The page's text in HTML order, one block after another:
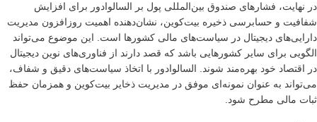
در نهایت، فشارهای صندوق بین‌المللی پول بر السالوادور برای افزایش
شفافیت و حسابرسی ذخیره بیت‌کوین، نشان‌دهنده اهمیت روزافزون مدیریت
دارایی‌های دیجیتال در سیاست‌های مالی کشورها است. این موضوع می‌تواند
الگویی برای سایر کشورهایی باشد که قصد دارند از فناوری‌های نوین دیجیتال
در اقتصاد خود بهره‌مند شوند. السالوادور با اتخاذ سیاست‌های دقیق و شفاف،
می‌تواند به عنوان نمونه‌ای موفق در مدیریت ذخایر بیت‌کوین و همزمان حفظ
ثبات مالی مطرح شود.